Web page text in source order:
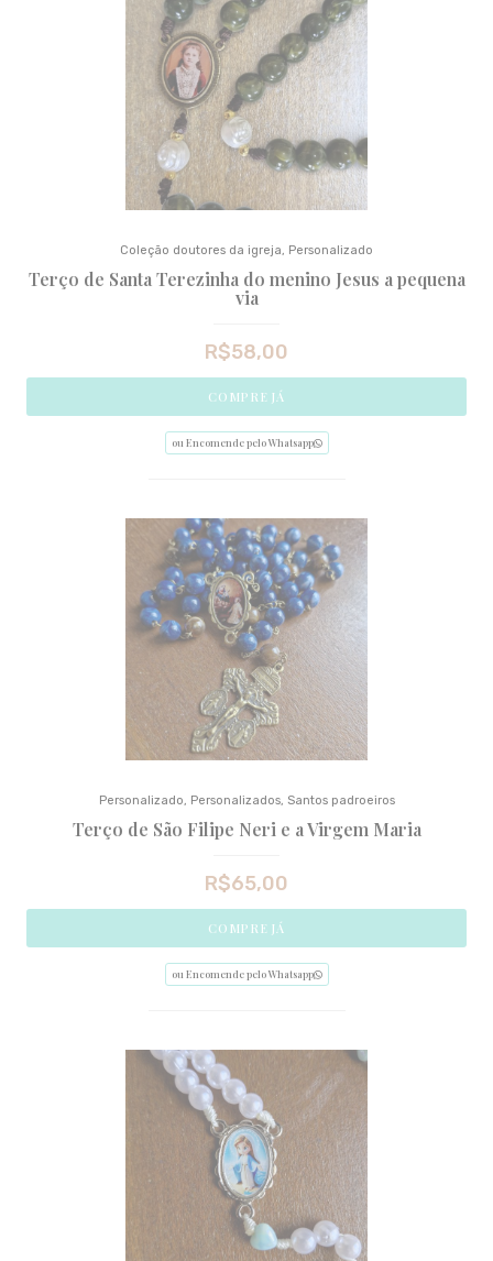
Coleção doutores da igreja, Personalizado
Terço de Santa Terezinha do menino Jesus a pequena
via
R$58,00
COMPRE JÁ
ou Encomende pelo Whatsapp
Personalizado, Personalizados, Santos padroeiros
Terço de São Filipe Neri e a Virgem Maria
R$65,00
COMPRE JÁ
ou Encomende pelo Whatsapp